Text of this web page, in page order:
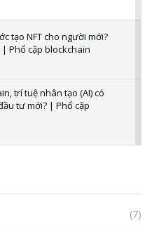
tạo NFT cho người mới?
| Phổ cập blockchain
trí tuệ nhân tạo (AI) có
tư mới? | Phổ cập
(7)